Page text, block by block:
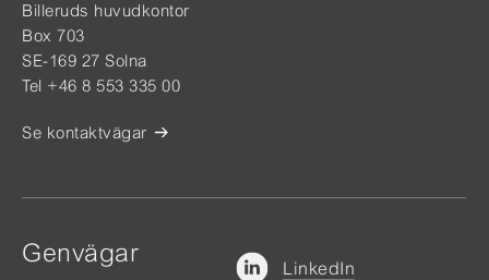
Billeruds huvudkontor
Box 703
SE-169 27 Solna
Tel +46 8 553 335 00
Se kontaktvägar
Genvägar
LinkedIn